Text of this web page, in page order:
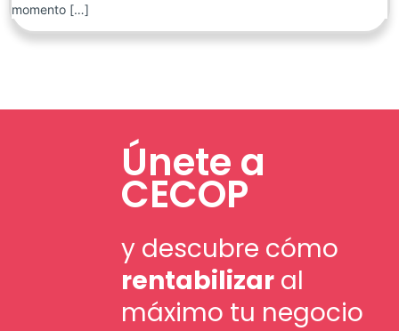
momento […]
Únete a
CECOP
y descubre cómo
rentabilizar al
máximo tu negocio